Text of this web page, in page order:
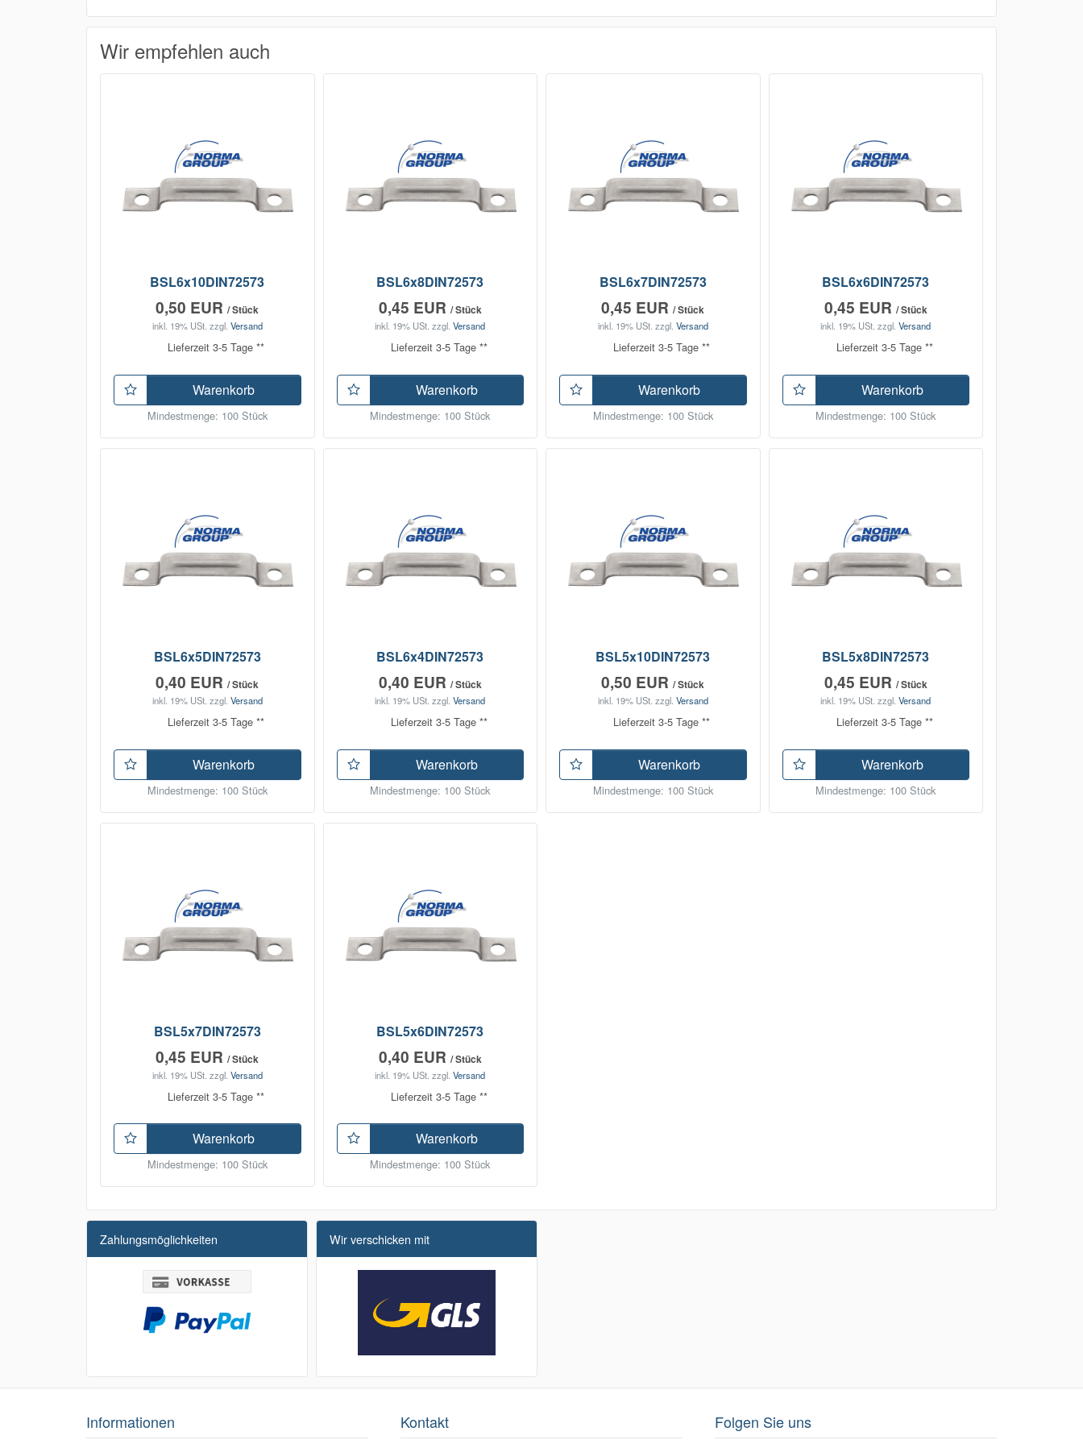
Wir empfehlen auch
BSL6x10DIN72573
0,50 EUR/ Stück
inkl. 19% USt. zzgl. Versand
Lieferzeit 3-5 Tage **
Warenkorb
Mindestmenge: 100 Stück
BSL6x8DIN72573
0,45 EUR / Stück
inkl. 19% USt. zzgl.Versand
Lieferzeit 3-5 Tage **
Warenkorb
Mindestmenge: 100 Stück
BSL6x7DIN72573
0,45 EUR/ Stück
inkl. 19% USt. zzgl. Versand
Lieferzeit 3-5 Tage **
Warenkorb
Mindestmenge: 100 Stück
BSL6x6DIN72573
0,45 EUR / Stück
inkl. 19% USt. zzgl.Versand
Lieferzeit 3-5 Tage **
Warenkorb
Mindestmenge: 100 Stück
BSL6x5DIN72573
0,40 EUR/ Stück
inkl. 19% USt. zzgl. Versand
Lieferzeit 3-5 Tage **
Warenkorb
Mindestmenge: 100 Stück
BSL6x4DIN72573
0,40 EUR / Stück
inkl. 19% USt. zzgl.Versand
Lieferzeit 3-5 Tage **
Warenkorb
Mindestmenge: 100 Stück
BSL5x10DIN72573
0,50 EUR/ Stück
inkl. 19% USt. zzgl. Versand
Lieferzeit 3-5 Tage **
Warenkorb
Mindestmenge: 100 Stück
BSL5x8DIN72573
0,45 EUR / Stück
inkl. 19% USt. zzgl.Versand
Lieferzeit 3-5 Tage **
Warenkorb
Mindestmenge: 100 Stück
BSL5x7DIN72573
0,45 EUR/ Stück
inkl. 19% USt. zzgl. Versand
Lieferzeit 3-5 Tage **
Warenkorb
Mindestmenge: 100 Stück
BSL5x6DIN72573
0,40 EUR / Stück
inkl. 19% USt. zzgl.Versand
Lieferzeit 3-5 Tage **
Warenkorb
Mindestmenge: 100 Stück
Zahlungsmöglichkeiten Wir verschicken mit
Informationen Kontakt Folgen Sie uns